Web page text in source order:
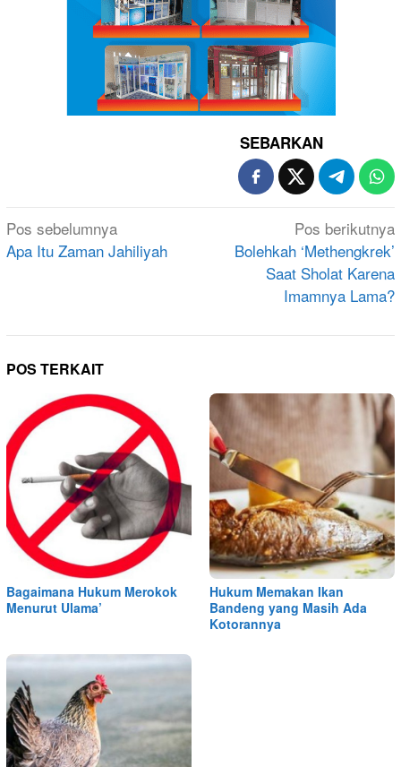
SEBARKAN
Navigasi
pos
Pos sebelumnya
Apa Itu Zaman Jahiliyah
Pos berikutnya
Bolehkah ‘Methengkrek’
Saat Sholat Karena
Imamnya Lama?
POS TERKAIT
Bagaimana Hukum Merokok
Menurut Ulama’
Hukum Memakan Ikan
Bandeng yang Masih Ada
Kotorannya